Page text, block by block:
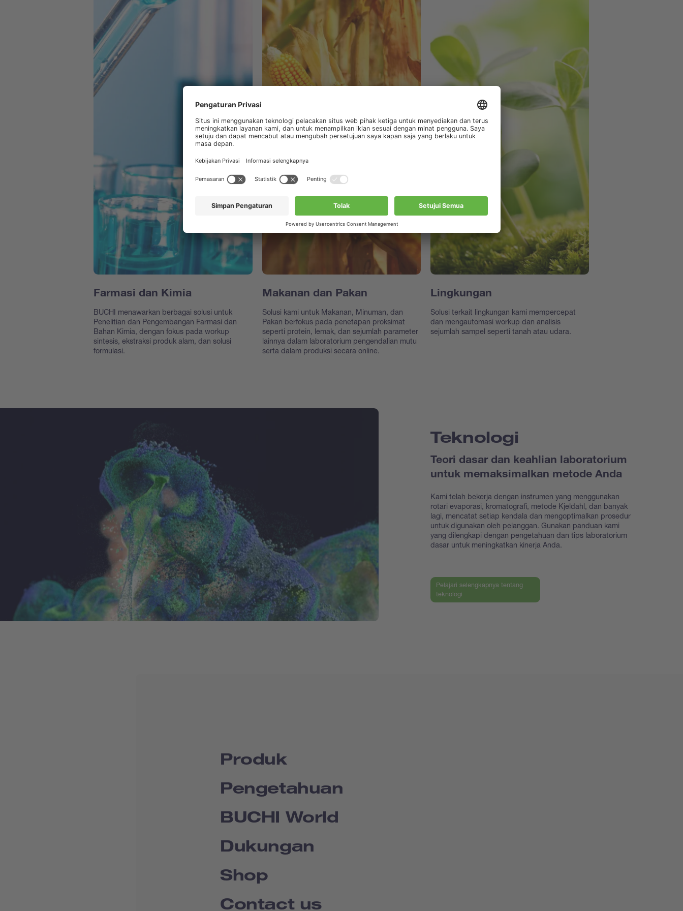
Farmasi dan Kimia
BUCHI menawarkan berbagai solusi untuk
Penelitian dan Pengembangan Farmasi dan
Bahan Kimia, dengan fokus pada workup
sintesis, ekstraksi produk alam, dan solusi
formulasi.
Makanan dan Pakan
Solusi kami untuk Makanan, Minuman, dan
Pakan berfokus pada penetapan proksimat
seperti protein, lemak, dan sejumlah parameter
lainnya dalam laboratorium pengendalian mutu
serta dalam produksi secara online.
Lingkungan
Solusi terkait lingkungan kami mempercepat
dan mengautomasi workup dan analisis
sejumlah sampel seperti tanah atau udara.
Teknologi
Teori dasar dan keahlian laboratorium
untuk memaksimalkan metode Anda
Kami telah bekerja dengan instrumen yang menggunakan
rotari evaporasi, kromatografi, metode Kjeldahl, dan banyak
lagi, mencatat setiap kendala dan mengoptimalkan prosedur
untuk digunakan oleh pelanggan. Gunakan panduan kami
yang dilengkapi dengan pengetahuan dan tips laboratorium
dasar untuk meningkatkan kinerja Anda.
Pelajari selengkapnya tentang
teknologi
Produk
Pengetahuan
BUCHI World
Dukungan
Shop
Contact us